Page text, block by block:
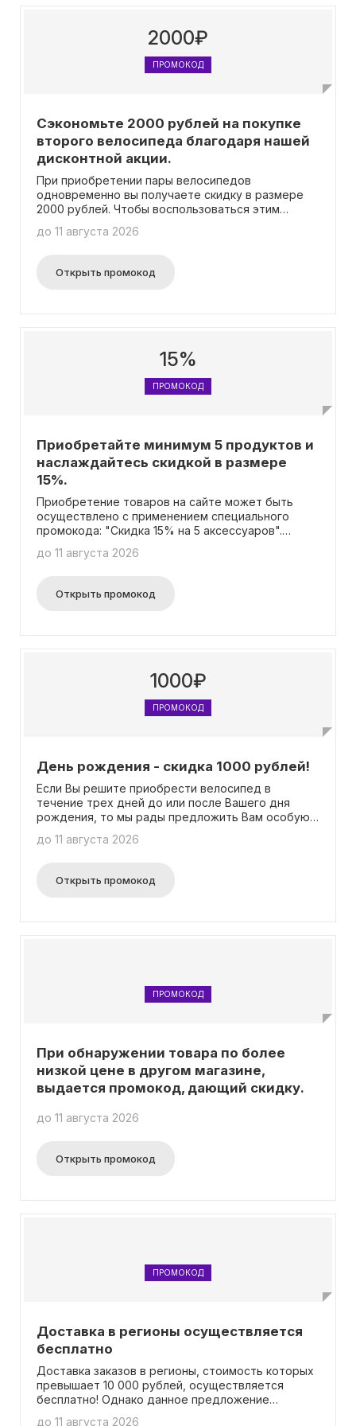
2000₽
ПРОМОКОД
Сэкономьте 2000 рублей на покупке
второго велосипеда благодаря нашей
дисконтной акции.
При приобретении пары велосипедов
одновременно вы получаете скидку в размере
2000 рублей. Чтобы воспользоваться этим
данную страницу и предъявить ее кассиру при
вам следует указать в примечании промокод
«Скидка 2000 руб на второй велосипед».
до 11 августа 2026
Открыть промокод
15%
ПРОМОКОД
Приобретайте минимум 5 продуктов и
наслаждайтесь скидкой в размере
15%.
Приобретение товаров на сайте может быть
осуществлено с применением специального
промокода: "Скидка 15% на 5 аксессуаров".
быть складываться с другими скидками,
до 11 августа 2026
Открыть промокод
1000₽
ПРОМОКОД
День рождения - скидка 1000 рублей!
Если Вы решите приобрести велосипед в
течение трех дней до или после Вашего дня
рождения, то мы рады предложить Вам особую
паспорта. Также, если Вы оформите заказ через
1000 руб на день рождения!" в разделе для
примечаний. Важно отметить, что сумма заказа
до 11 августа 2026
Открыть промокод
ПРОМОКОД
При обнаружении товара по более
низкой цене в другом магазине,
выдается промокод, дающий скидку.
до 11 августа 2026
Открыть промокод
ПРОМОКОД
Доставка в регионы осуществляется
бесплатно
Доставка заказов в регионы, стоимость которых
превышает 10 000 рублей, осуществляется
бесплатно! Однако данное предложение
до 11 августа 2026